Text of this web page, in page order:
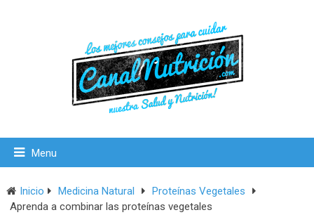
Menu
Inicio Medicina Natural
Proteínas Vegetales
Aprenda a combinar las proteínas vegetales